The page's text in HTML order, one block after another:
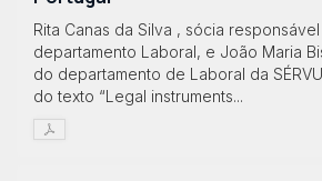
Rita Canas da Silva , sócia
departamento Laboral, e João Maria
do departamento de Laboral da
do texto “Legal instruments...